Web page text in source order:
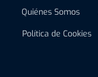
Quiénes Somos
Política de Cookies